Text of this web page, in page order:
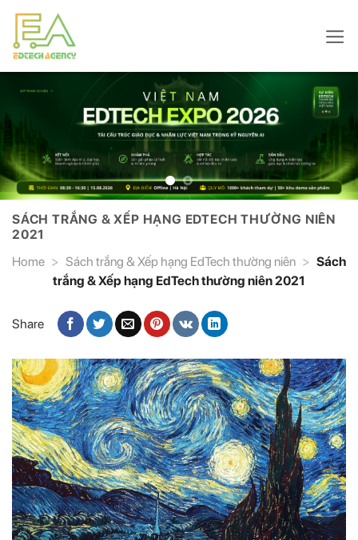
content
SÁCH TRẮNG & XẾP HẠNG EDTECH THƯỜNG NIÊN
2021
Home > Sách trắng & Xếp hạng EdTech thường niên > Sách
trắng & Xếp hạng EdTech thường niên 2021
Share